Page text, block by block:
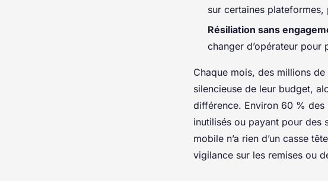
sur certaines
Résiliation sans
changer d’opérateur pour
Chaque mois, des millions
silencieuse de leur budget,
différence. Environ 60 %
inutilisés ou payant pour des
mobile n’a rien d’un casse
vigilance sur les remises ou